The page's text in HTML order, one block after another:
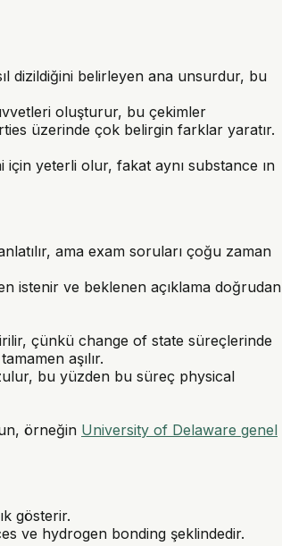
dizildiğini belirleyen ana unsurdur, bu
oluşturur, bu çekimler
üzerinde çok belirgin farklar yaratır.
için yeterli olur, fakat aynı substance ın
ama exam soruları çoğu zaman
istenir ve beklenen açıklama doğrudan
çünkü change of state süreçlerinde
aşılır.
bu yüzden bu süreç physical
örneğin University of Delaware genel
gösterir.
ve hydrogen bonding şeklindedir.